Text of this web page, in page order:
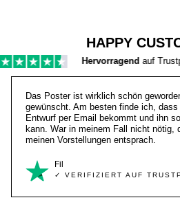
HAPPY
Hervorragendauf
Das Poster ist wirklich schön
gewünscht. Am besten finde ich,
Entwurf per Email bekommt und ihn
kann. War in meinem Fall nicht nötig,
meinen Vorstellungen entsprach.
Fil
✓ VERIFIZIERT AUF